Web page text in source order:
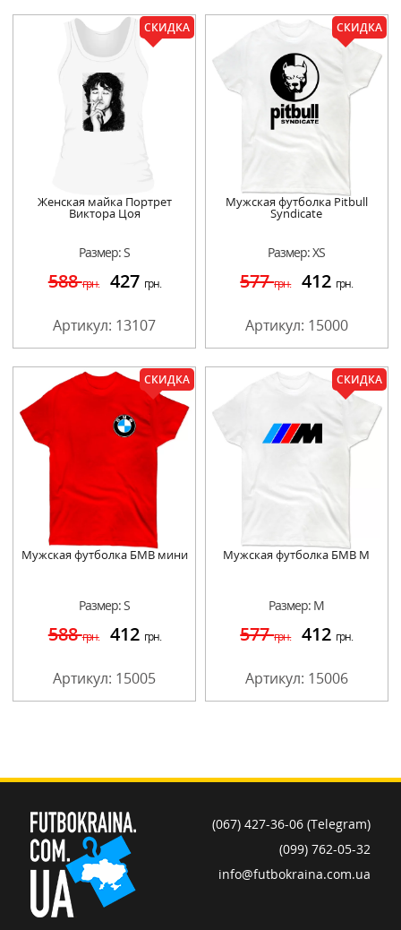
СКИДКА
Женская майка Портрет
Виктора Цоя
Размер: S
588грн. 427 грн.
Артикул: 13107
СКИДКА
Мужская футболка Pitbull
Syndicate
Размер: XS
577грн. 412 грн.
Артикул: 15000
СКИДКА
Мужская футболка БМВ мини
Размер: S
588грн. 412 грн.
Артикул: 15005
СКИДКА
Мужская футболка БМВ М
Размер: M
577грн. 412 грн.
Артикул: 15006
(067) 427-36-06 (Telegram)
(099) 762-05-32
info@futbokraina.com.ua